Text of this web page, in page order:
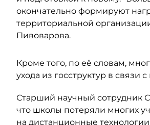
окончательно формируют
территориальной
Пивоварова.
Кроме того, по её словам,
ухода из госструктур в связи
Старший научный сотрудник
что школы потеряли многих
на дистанционные